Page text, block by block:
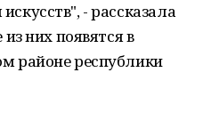
- рассказала
них появятся в
районе республики